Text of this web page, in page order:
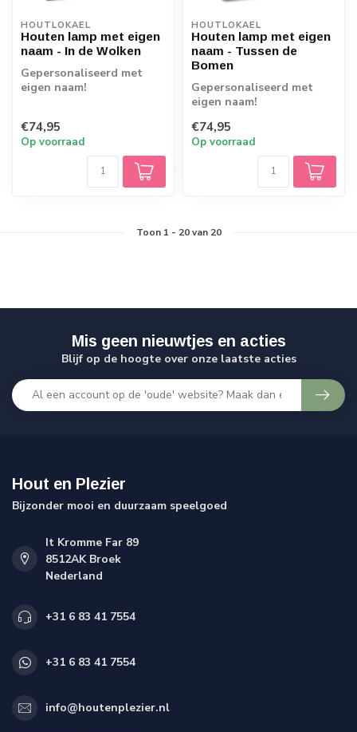
HOUTLOKAEL
Houten lamp met eigen
naam - In de Wolken
Gepersonaliseerd met
eigen naam!
€74,95
Op voorraad
HOUTLOKAEL
Houten lamp met eigen
naam - Tussen de
Bomen
Gepersonaliseerd met
eigen naam!
€74,95
Op voorraad
Toon 1 - 20van 20
Mis geen nieuwtjes en acties
Blijf op de hoogte over onze laatste acties
Hout en Plezier
Bijzonder mooi en duurzaam speelgoed
It Kromme Far 89
8512AK Broek
Nederland
+31 6 83 41 7554
+31 6 83 41 7554
info@houtenplezier.nl